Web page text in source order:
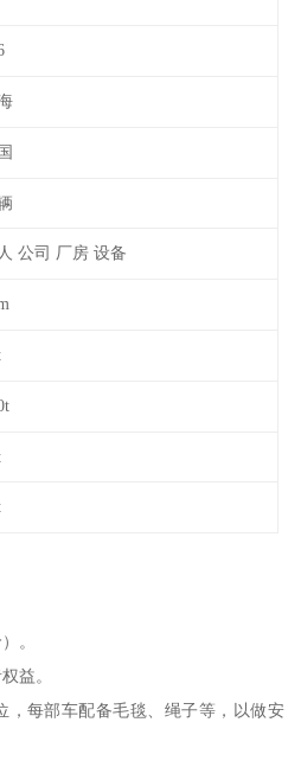
公司 厂房 设备
。
益。
，每部车配备毛毯、绳子等，以做安